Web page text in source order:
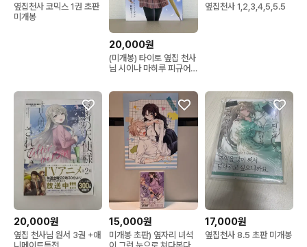
옆집천사 코믹스 1권 초판
미개봉
20,000원
(미개봉) 타이토 옆집 천사
님 시이나 마히루 피규어
옆집천사 1,2,3,4,5,5.5
20,000원
옆집 천사님 원서 3권 +애
15,000원
미개봉 초판) 옆자리 녀석
17,000원
옆집천사 8.5 초판 미개봉